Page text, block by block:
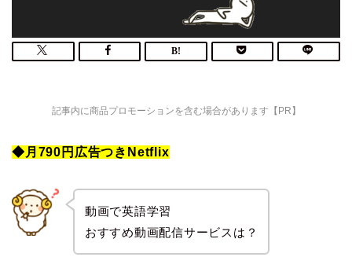
記事内に商品プロモーションを含む場合があります【PR】
◆月790円広告つきNetflix
動画で英語学習
おすすめ動画配信サービスは？